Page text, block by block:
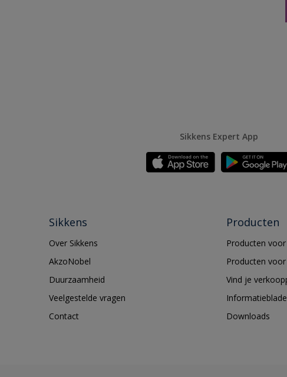
Sikkens Expert App
Sikkens
Over Sikkens
AkzoNobel
Duurzaamheid
Veelgestelde vragen
Contact
Producten
Producten
Producten
Vind je
Downloads